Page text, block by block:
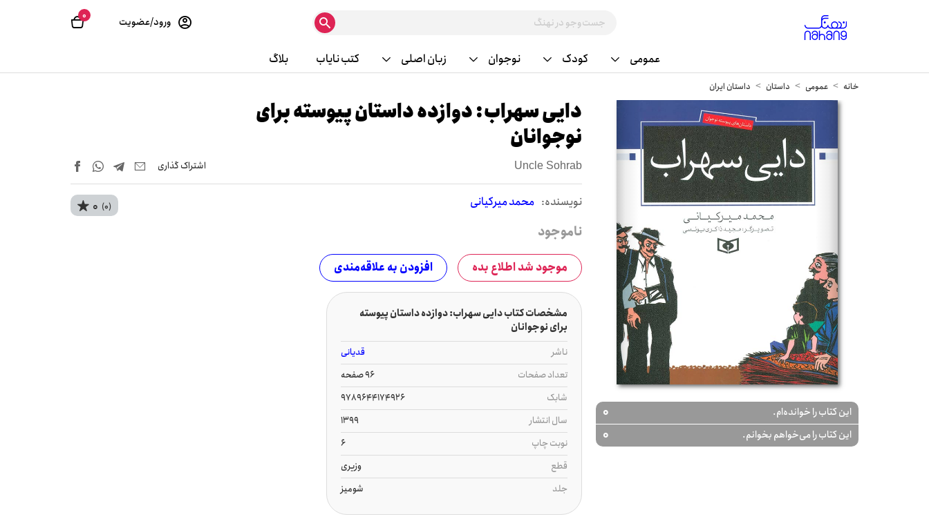
0 ورود/عضویت
عمومی کودک نوجوان زبان اصلی کتب نایاب بلاگ
خانه عمومی داستان داستان ایران
این کتاب را خوانده‌ام. 0
این کتاب را می‌خواهم بخوانم. 0
دایی سهراب: دوازده داستان پیوسته برای
نوجوانان
Uncle Sohrab اشتراک‌ گذاری
نويسنده: محمد میرکیانی 0 (0)
ناموجود
موجود شد اطلاع بده افزودن به علاقه‌مندی
مشخصات کتاب دایی سهراب: دوازده داستان پیوسته
برای نوجوانان
ناشر
قدیانی
تعداد صفحات
96 صفحه
شابک
9789644174926
سال انتشار
1399
نوبت چاپ
6
قطع
وزیری
جلد
شومیز